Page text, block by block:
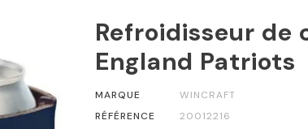
Refroidisseur de
England Patriots
MARQUE
WINCRAFT
RÉFÉRENCE
20012216